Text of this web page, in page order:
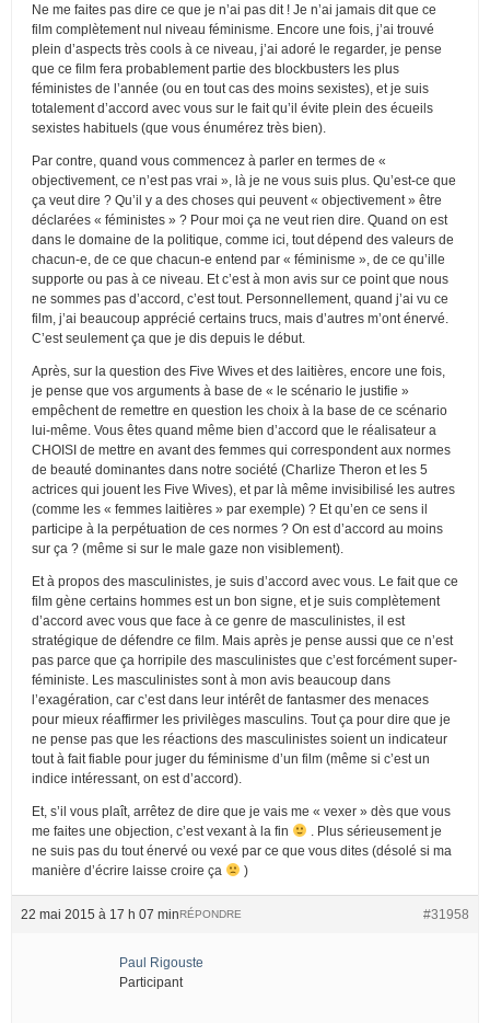
Ne me faites pas dire ce que je n’ai pas dit ! Je n’ai jamais dit que ce
film complètement nul niveau féminisme. Encore une fois, j’ai trouvé
plein d’aspects très cools à ce niveau, j’ai adoré le regarder, je pense
que ce film fera probablement partie des blockbusters les plus
féministes de l’année (ou en tout cas des moins sexistes), et je suis
totalement d’accord avec vous sur le fait qu’il évite plein des écueils
sexistes habituels (que vous énumérez très bien).
Par contre, quand vous commencez à parler en termes de «
objectivement, ce n’est pas vrai », là je ne vous suis plus. Qu’est-ce que
ça veut dire ? Qu’il y a des choses qui peuvent « objectivement » être
déclarées « féministes » ? Pour moi ça ne veut rien dire. Quand on est
dans le domaine de la politique, comme ici, tout dépend des valeurs de
chacun-e, de ce que chacun-e entend par « féminisme », de ce qu’ille
supporte ou pas à ce niveau. Et c’est à mon avis sur ce point que nous
ne sommes pas d’accord, c’est tout. Personnellement, quand j’ai vu ce
film, j’ai beaucoup apprécié certains trucs, mais d’autres m’ont énervé.
C’est seulement ça que je dis depuis le début.
Après, sur la question des Five Wives et des laitières, encore une fois,
je pense que vos arguments à base de « le scénario le justifie »
empêchent de remettre en question les choix à la base de ce scénario
lui-même. Vous êtes quand même bien d’accord que le réalisateur a
CHOISI de mettre en avant des femmes qui correspondent aux normes
de beauté dominantes dans notre société (Charlize Theron et les 5
actrices qui jouent les Five Wives), et par là même invisibilisé les autres
(comme les « femmes laitières » par exemple) ? Et qu’en ce sens il
participe à la perpétuation de ces normes ? On est d’accord au moins
sur ça ? (même si sur le male gaze non visiblement).
Et à propos des masculinistes, je suis d’accord avec vous. Le fait que ce
film gène certains hommes est un bon signe, et je suis complètement
d’accord avec vous que face à ce genre de masculinistes, il est
stratégique de défendre ce film. Mais après je pense aussi que ce n’est
pas parce que ça horripile des masculinistes que c’est forcément super-
féministe. Les masculinistes sont à mon avis beaucoup dans
l’exagération, car c’est dans leur intérêt de fantasmer des menaces
pour mieux réaffirmer les privilèges masculins. Tout ça pour dire que je
ne pense pas que les réactions des masculinistes soient un indicateur
tout à fait fiable pour juger du féminisme d’un film (même si c’est un
indice intéressant, on est d’accord).
Et, s’il vous plaît, arrêtez de dire que je vais me « vexer » dès que vous
me faites une objection, c’est vexant à la fin
. Plus sérieusement je
ne suis pas du tout énervé ou vexé par ce que vous dites (désolé si ma
manière d’écrire laisse croire ça
)
22 mai 2015 à 17 h 07 min #31958
RÉPONDRE
Paul Rigouste
Participant